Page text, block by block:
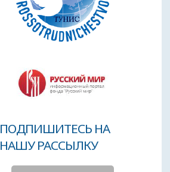
ПОДПИШИТЕСЬ НА
НАШУ РАССЫЛКУ